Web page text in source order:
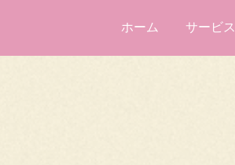
ホーム サービス